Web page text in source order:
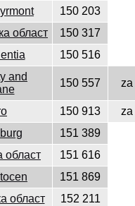
150 203
област
150 317
150 516
and
150 557 za
150 913
za
151 389
област
151 616
151 869
област
152 211